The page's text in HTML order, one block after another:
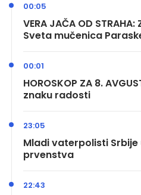
VERA JAČA OD
Sveta mučenica
00:05
HOROSKOP ZA 8.
znaku radosti
00:01
Mladi vaterpolisti
prvenstva
23:05
22:43